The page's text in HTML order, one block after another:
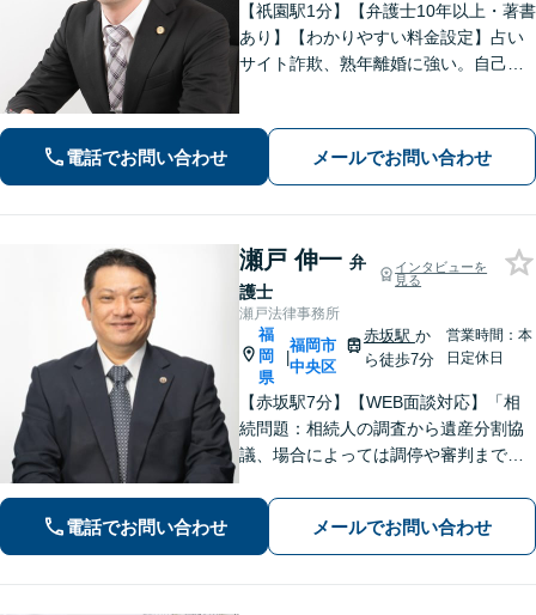
【祇園駅1分】【弁護士10年以上・著書
あり】【わかりやすい料金設定】占い
サイト詐欺、熟年離婚に強い。自己破
詐欺、刑事事件（博多警察署まで徒歩5
分）や相続にも対応。
電話でお問い合わせ メールでお問い合わせ
瀬戸 伸一 弁
護士
インタビューを
見る
瀬戸法律事務所
福
岡
県
|
福岡市
中央区
赤坂駅 か
ら徒歩7分
営業時間：本
日定休日
【赤坂駅7分】【WEB面談対応】「相
続問題：相続人の調査から遺産分割協
議、場合によっては調停や審判まで、
す」「インターネット：掲示板やSN
S、ブログでの誹謗中傷に対する削除請
求・発信者情報開示請求に豊富な経験
あり」
電話でお問い合わせ メールでお問い合わせ